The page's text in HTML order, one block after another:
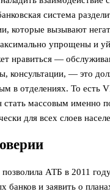
система
которые вызывают
упрощены и
нравиться —
консультации, — это
в отделениях. То есть
стать массовым именно
для всех слоев
позволила АТБ в 2011
банков и заявить о